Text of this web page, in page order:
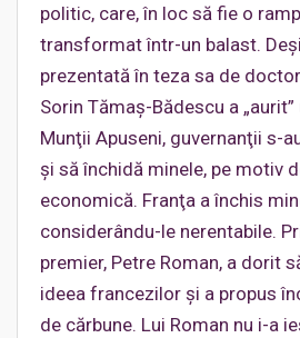
politic, care, în loc să fie o
transformat într-un balast.
prezentată în teza sa de
Sorin Tămaş-Bădescu a
Munţii Apuseni, guvernanţii s-
şi să închidă minele, pe motiv
economică. Franţa a închis
considerându-le nerentabile.
premier, Petre Roman, a dorit
ideea francezilor şi a propus
de cărbune. Lui Roman nu i-a